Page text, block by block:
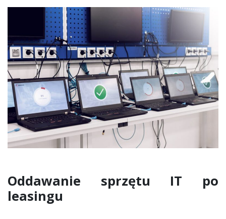
Oddawanie sprzętu IT po
leasingu